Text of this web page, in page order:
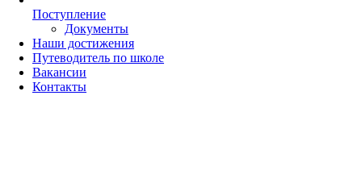
Поступление
Документы
Наши достижения
Путеводитель по школе
Вакансии
Контакты